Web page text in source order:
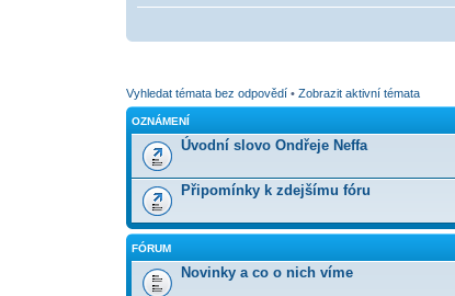
Vyhledat témata bez odpovědí• Zobrazit aktivní témata
OZNÁMENÍ
Úvodní slovo Ondřeje Neffa
Připomínky k zdejšímu fóru
FÓRUM
Novinky a co o nich víme